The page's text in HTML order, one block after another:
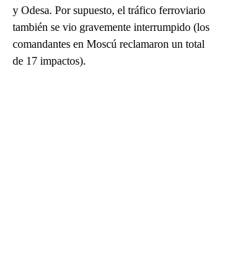
y Odesa. Por supuesto, el tráfico ferroviario
también se vio gravemente interrumpido (los
comandantes en Moscú reclamaron un total
de 17 impactos).